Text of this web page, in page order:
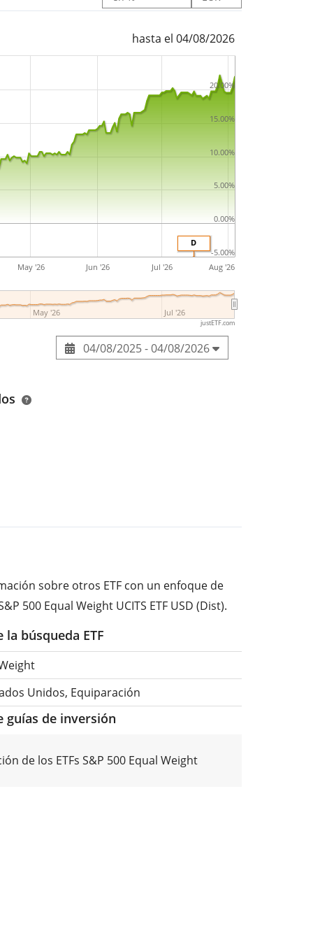
hasta el 04/08/2026
D
May '26 Jun '26 Jul '26 Aug '26
May '26 Jul '26
-5.00%
0.00%
5.00%
10.00%
15.00%
20.00%
justETF.com
04/08/2025 - 04/08/2026
sobre otros ETF con un enfoque de
500 Equal Weight UCITS ETF USD (Dist).
la búsqueda ETF
Unidos, Equiparación
guías de inversión
de los ETFs S&P 500 Equal Weight